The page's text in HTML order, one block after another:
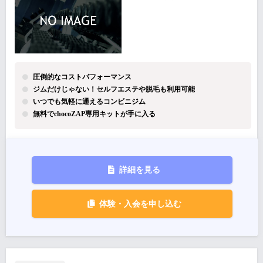
圧倒的なコストパフォーマンス
ジムだけじゃない！セルフエステや脱毛も利用可能
いつでも気軽に通えるコンビニジム
無料でchocoZAP専用キットが手に入る
詳細を見る
体験・入会を申し込む